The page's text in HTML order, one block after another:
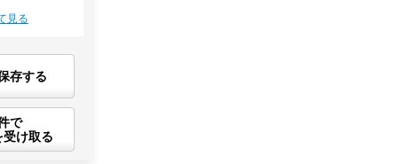
見る
存する
で
受け取る